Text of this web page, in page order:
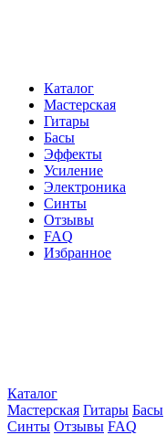
Каталог
Мастерская
Гитары
Басы
Эффекты
Усиление
Электроника
Синты
Отзывы
FAQ
Избранное
Каталог
Мастерская Гитары Басы
Синты Отзывы FAQ